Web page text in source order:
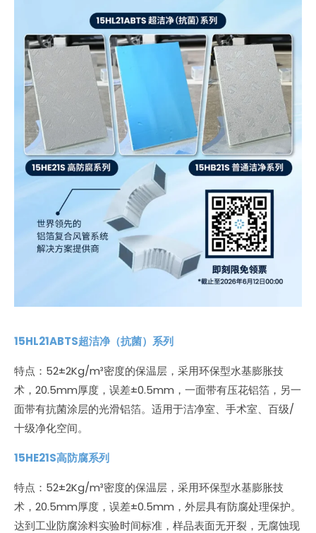
15HL21ABTS超洁净（抗菌）系列
特点：52±2Kg/m³密度的保温层，采用环保型水基膨胀技
术，20.5mm厚度，误差±0.5mm，一面带有压花铝箔，另一
面带有抗菌涂层的光滑铝箔。适用于洁净室、手术室、百级/
十级净化空间。
15HE21S高防腐系列
特点：52±2Kg/m³密度的保温层，采用环保型水基膨胀技
术，20.5mm厚度，误差±0.5mm，外层具有防腐处理保护。
达到工业防腐涂料实验时间标准，样品表面无开裂，无腐蚀现